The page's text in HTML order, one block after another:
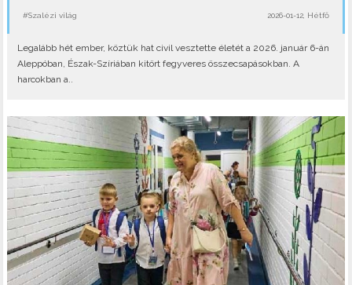
#Szalézi világ 2026-01-12, Hétfő
Legalább hét ember, köztük hat civil vesztette életét a 2026. január 6-án
Aleppóban, Észak-Szíriában kitört fegyveres összecsapásokban. A
harcokban a..